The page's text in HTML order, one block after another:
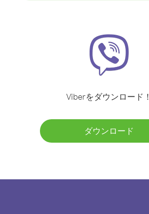
Viberをダウンロード！
ダウンロード